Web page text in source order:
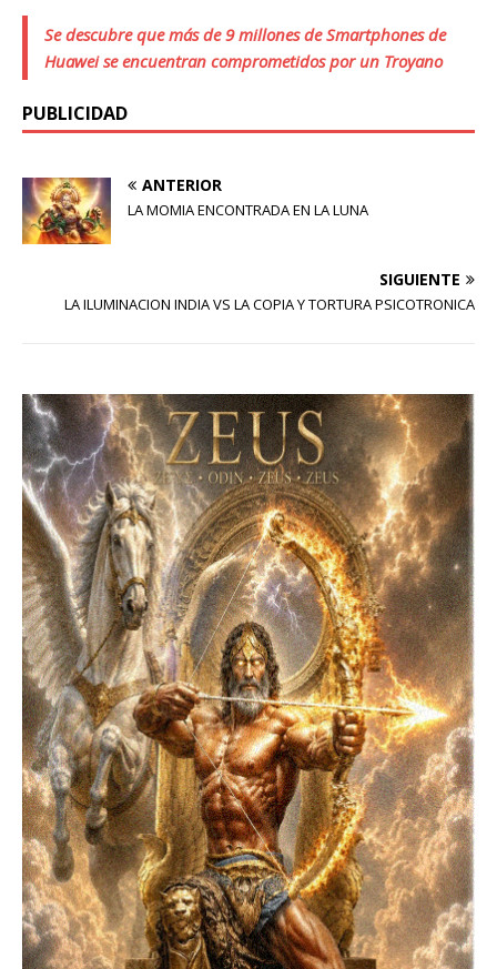
Se descubre que más de 9 millones de Smartphones de
Huawei se encuentran comprometidos por un Troyano
PUBLICIDAD
ANTERIOR
LA MOMIA ENCONTRADA EN LA LUNA
SIGUIENTE
LA ILUMINACION INDIA VS LA COPIA Y TORTURA PSICOTRONICA